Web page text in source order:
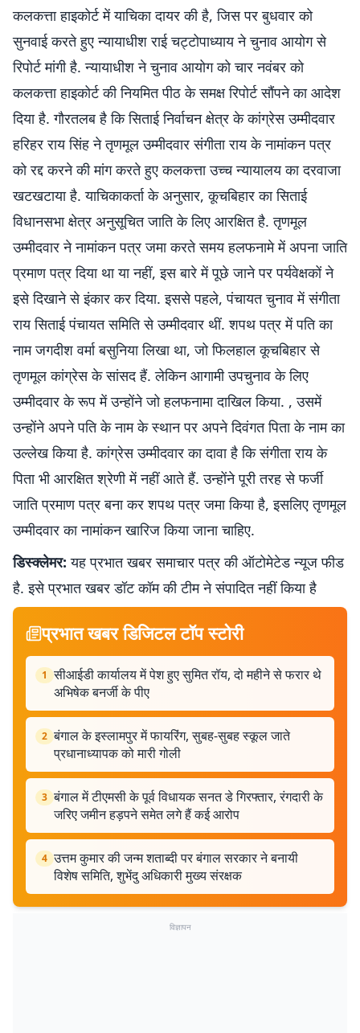
कलकत्ता हाइकोर्ट में याचिका दायर की है, जिस पर बुधवार को
सुनवाई करते हुए न्यायाधीश राई चट्टोपाध्याय ने चुनाव आयोग से
रिपोर्ट मांगी है. न्यायाधीश ने चुनाव आयोग को चार नवंबर को
कलकत्ता हाइकोर्ट की नियमित पीठ के समक्ष रिपोर्ट सौंपने का आदेश
दिया है. गौरतलब है कि सिताई निर्वाचन क्षेत्र के कांग्रेस उम्मीदवार
हरिहर राय सिंह ने तृणमूल उम्मीदवार संगीता राय के नामांकन पत्र
को रद्द करने की मांग करते हुए कलकत्ता उच्च न्यायालय का दरवाजा
खटखटाया है. याचिकाकर्ता के अनुसार, कूचबिहार का सिताई
विधानसभा क्षेत्र अनुसूचित जाति के लिए आरक्षित है. तृणमूल
उम्मीदवार ने नामांकन पत्र जमा करते समय हलफनामे में अपना जाति
प्रमाण पत्र दिया था या नहीं, इस बारे में पूछे जाने पर पर्यवेक्षकों ने
इसे दिखाने से इंकार कर दिया. इससे पहले, पंचायत चुनाव में संगीता
राय सिताई पंचायत समिति से उम्मीदवार थीं. शपथ पत्र में पति का
नाम जगदीश वर्मा बसुनिया लिखा था, जो फिलहाल कूचबिहार से
तृणमूल कांग्रेस के सांसद हैं. लेकिन आगामी उपचुनाव के लिए
उम्मीदवार के रूप में उन्होंने जो हलफनामा दाखिल किया. , उसमें
उन्होंने अपने पति के नाम के स्थान पर अपने दिवंगत पिता के नाम का
उल्लेख किया है. कांग्रेस उम्मीदवार का दावा है कि संगीता राय के
पिता भी आरक्षित श्रेणी में नहीं आते हैं. उन्होंने पूरी तरह से फर्जी
जाति प्रमाण पत्र बना कर शपथ पत्र जमा किया है, इसलिए तृणमूल
उम्मीदवार का नामांकन खारिज किया जाना चाहिए.
डिस्क्लेमर: यह प्रभात खबर समाचार पत्र की ऑटोमेटेड न्यूज फीड
है. इसे प्रभात खबर डॉट कॉम की टीम ने संपादित नहीं किया है
प्रभात खबर डिजिटल टॉप स्टोरी
1 सीआईडी ​​कार्यालय में पेश हुए सुमित रॉय, दो महीने से फरार थे
अभिषेक बनर्जी के पीए
2 बंगाल के इस्लामपुर में फायरिंग, सुबह-सुबह स्कूल जाते
प्रधानाध्यापक को मारी गोली
3 बंगाल में टीएमसी के पूर्व विधायक सनत डे गिरफ्तार, रंगदारी के
जरिए जमीन हड़पने समेत लगे हैं कई आरोप
4 उत्तम कुमार की जन्म शताब्दी पर बंगाल सरकार ने बनायी
विशेष समिति, शुभेंदु अधिकारी मुख्य संरक्षक
विज्ञापन